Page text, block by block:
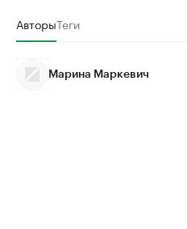
АвторыТеги
Марина Маркевич